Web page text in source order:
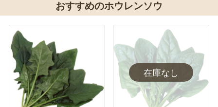
おすすめのホウレンソウ